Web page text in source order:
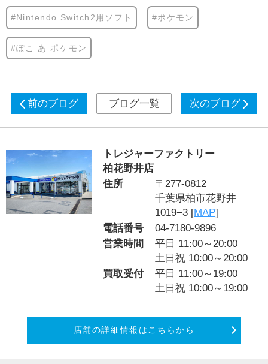
#Nintendo Switch2用ソフト #ポケモン
#ぽこ あ ポケモン
前のブログ ブログ一覧 次のブログ
トレジャーファクトリー
柏花野井店
住所
〒277-0812
千葉県柏市花野井
1019−3 [MAP]
電話番号
04-7180-9896
営業時間
平日 11:00～20:00
土日祝 10:00～20:00
買取受付
平日 11:00～19:00
土日祝 10:00～19:00
店舗の詳細情報はこちらから